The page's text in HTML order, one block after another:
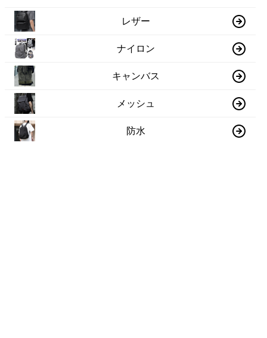
レザー
ナイロン
キャンバス
メッシュ
防水